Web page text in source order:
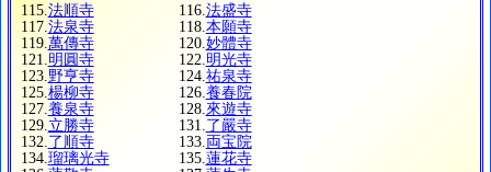
115. 法順寺 116. 法盛寺
117. 法泉寺 118. 本願寺
119. 萬傳寺 120. 妙體寺
121. 明圓寺 122. 明光寺
123. 野亨寺 124. 祐泉寺
125. 楊柳寺 126. 養春院
127. 養泉寺 128. 來遊寺
129. 立勝寺 131. 了嚴寺
132. 了順寺 133. 両宝院
134. 瑠璃光寺 135. 蓮花寺